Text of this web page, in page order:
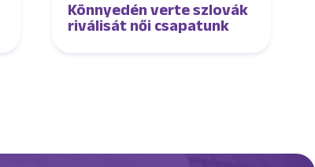
Könnyedén verte szlovák
riválisát női csapatunk